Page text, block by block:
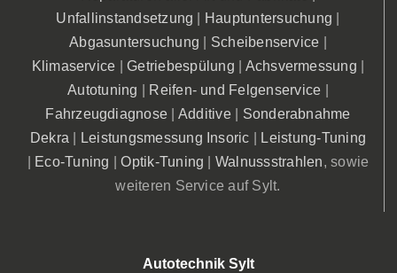
Unfallinstandsetzung
Hauptuntersuchung
Abgasuntersuchung
Scheibenservice
Klimaservice |Getriebespülung Achsvermessung
Autotuning
Reifen- und Felgenservice
Fahrzeugdiagnose
Additive| Sonderabnahme
Dekra
Leistungsmessung Insoric
Leistung-Tuning
Eco-Tuning |Optik-Tuning Walnussstrahlen, sowie
weiteren Service auf Sylt.
Autotechnik Sylt